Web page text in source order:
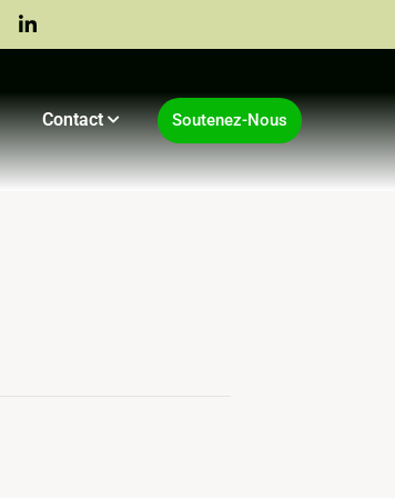
Contact Soutenez-Nous